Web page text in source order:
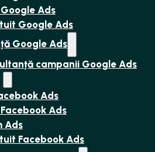
Ads
Google Ads
Google Ads
campanii Google Ads
Ads
Ads
Ads
Facebook Ads